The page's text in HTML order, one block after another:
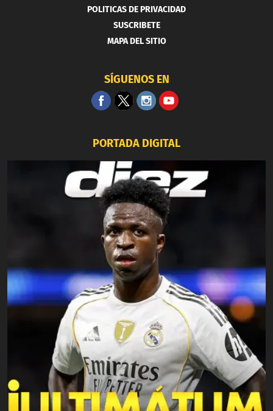
POLITICAS DE PRIVACIDAD
SUSCRIBETE
MAPA DEL SITIO
SÍGUENOS EN
PORTADA DIGITAL